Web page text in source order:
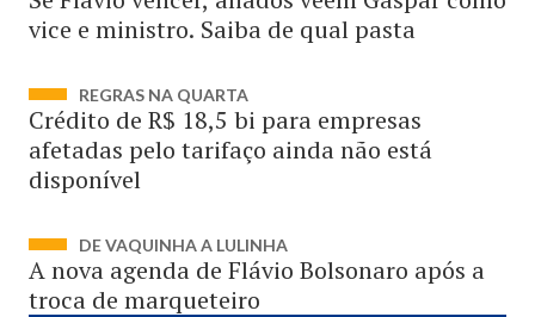
vice e ministro. Saiba de qual pasta
REGRAS NA QUARTA
Crédito de R$ 18,5 bi para empresas
afetadas pelo tarifaço ainda não está
disponível
DE VAQUINHA A LULINHA
A nova agenda de Flávio Bolsonaro após a
troca de marqueteiro